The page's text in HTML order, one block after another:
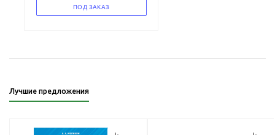
ПОД ЗАКАЗ
Лучшие предложения